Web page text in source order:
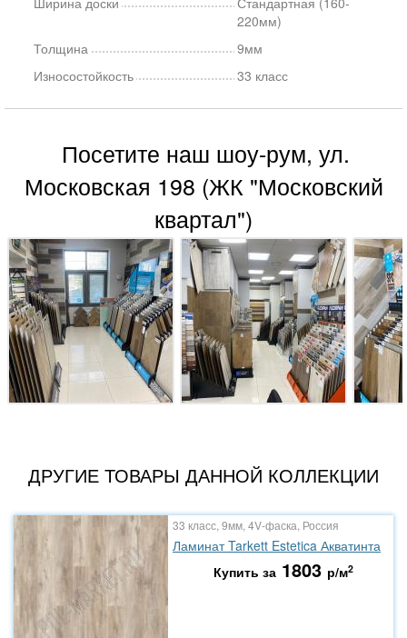
220мм)
Толщина
9мм
Износостойкость
33 класс
Посетите наш шоу-рум, ул.
Московская 198 (ЖК "Московский
квартал")
ДРУГИЕ ТОВАРЫ ДАННОЙ КОЛЛЕКЦИИ
33 класс, 9мм, 4V-фаска, Россия
Ламинат Tarkett Estetica Акватинта
Купить за 1803 р/м2